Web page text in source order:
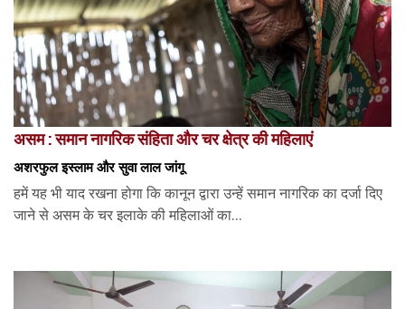
असम : समान नागरिक संहिता और चर क्षेत्र की महिलाएं
अशरफुल इस्लाम और सुवा लाल जांगू
हमें यह भी याद रखना होगा कि कानून द्वारा उन्हें समान नागरिक का दर्जा दिए
जाने से असम के चर इलाके की महिलाओं का...